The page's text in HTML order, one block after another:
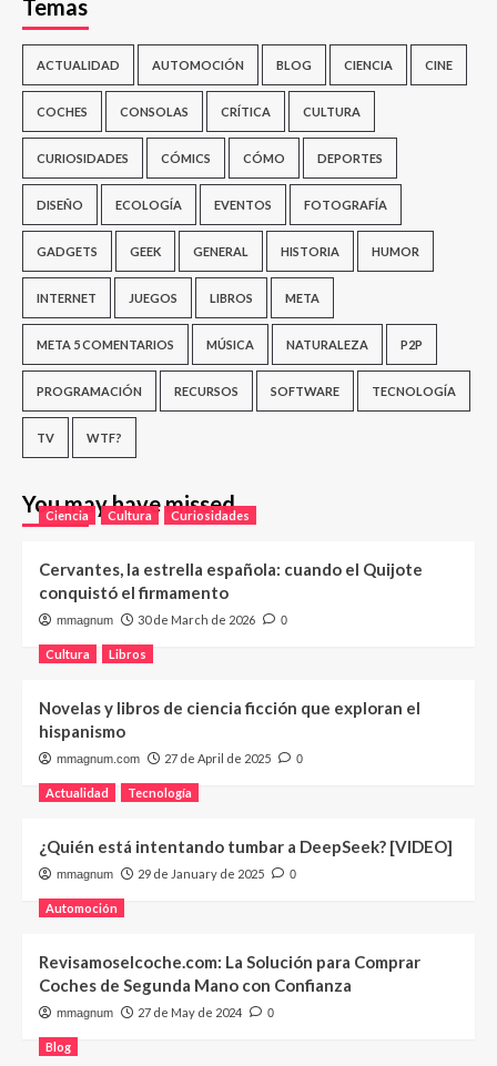
Temas
ACTUALIDAD AUTOMOCIÓN BLOG CIENCIA CINE
COCHES CONSOLAS CRÍTICA CULTURA
CURIOSIDADES CÓMICS CÓMO DEPORTES
DISEÑO ECOLOGÍA EVENTOS FOTOGRAFÍA
GADGETS GEEK GENERAL HISTORIA HUMOR
INTERNET JUEGOS LIBROS META
META 5 COMENTARIOS MÚSICA NATURALEZA P2P
PROGRAMACIÓN RECURSOS SOFTWARE TECNOLOGÍA
TV WTF?
You may have missed
Ciencia Cultura Curiosidades
Cervantes, la estrella española: cuando el Quijote
conquistó el firmamento
mmagnum 30 de March de 2026 0
Cultura Libros
Novelas y libros de ciencia ficción que exploran el
hispanismo
mmagnum.com 27 de April de 2025 0
Actualidad Tecnología
¿Quién está intentando tumbar a DeepSeek? [VIDEO]
mmagnum 29 de January de 2025 0
Automoción
Revisamoselcoche.com: La Solución para Comprar
Coches de Segunda Mano con Confianza
mmagnum 27 de May de 2024 0
Blog